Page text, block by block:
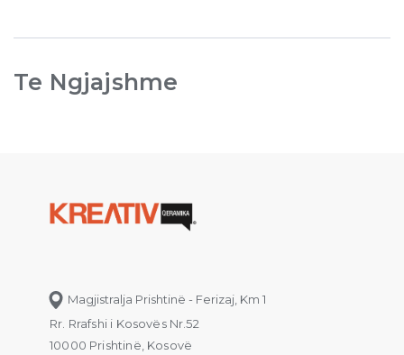
Te Ngjajshme
Magjistralja Prishtinë - Ferizaj, Km 1
Rr. Rrafshi i Kosovës Nr.52
10000 Prishtinë, Kosovë